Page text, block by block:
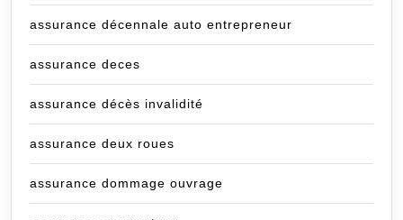
assurance décennale auto entrepreneur
assurance deces
assurance décès invalidité
assurance deux roues
assurance dommage ouvrage